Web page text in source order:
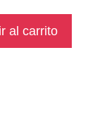
al carrito